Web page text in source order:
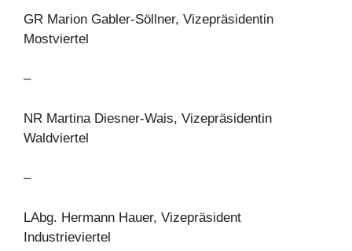
GR Marion Gabler-Söllner, Vizepräsidentin
Mostviertel
–
NR Martina Diesner-Wais, Vizepräsidentin
Waldviertel
–
LAbg. Hermann Hauer, Vizepräsident
Industrieviertel